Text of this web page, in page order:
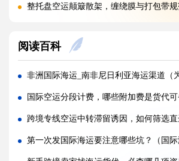
整托盘空运颠簸散架，缠绕膜与打包带规范用法是什么?(
多国中转空运，过境海关查验该如何配合举证（国际
多 SKU 混装托盘空运，如何装箱能减少亚马逊人工分拣拉长上架
国际空运低申报被海关预警，第一次预警还有哪些补救
美国 5106 备案不全，空派货物一定会被扣吗?(不清楚
亚马逊入仓排队，空派如何缩短上架等待时间?(
跨境电商 FBA 空运，自主 VAT 清关和集体包税清关分别适配什么
阅读百科
非洲国际海运_南非尼日利亚海运渠道（为外贸企业开拓非洲
国际空运分段计费，哪些附加费是货代可省却不会告诉你的
跨境专线空运中转滞留诱因，如何筛选直达航线减少时效延误（不清
第一次发国际海运要注意哪些坑？（国际海